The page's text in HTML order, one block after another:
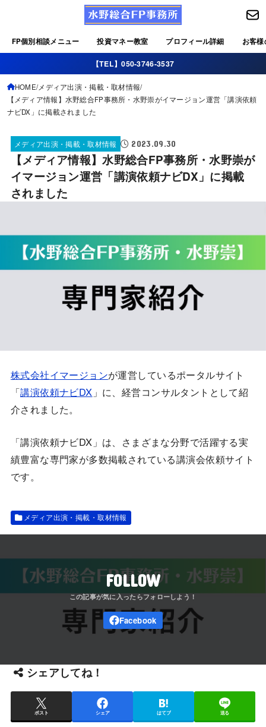
FP個別相談メニュー 投資マネー教室 プロフィール詳細 お客
【TEL】050-3746-3537
HOME メディア出演・掲載・取材情報
【メディア情報】水野総合FP事務所・水野崇がイマージョン運営「講演依頼
ナビDX」に掲載されました
メディア出演・掲載・取材情報 2023.09.30
【メディア情報】水野総合FP事務所・水野崇が
イマージョン運営「講演依頼ナビDX」に掲載
されました
株式会社イマージョンが運営しているポータルサイト
「講演依頼ナビDX 」に、経営コンサルタントとして紹
介されました。
「講演依頼ナビDX」は、さまざまな分野で活躍する実
績豊富な専門家が多数掲載されている講演会依頼サイト
です。
メディア出演・掲載・取材情報
FOLLOW
シェアしてね！
ポスト シェア はてブ 送る